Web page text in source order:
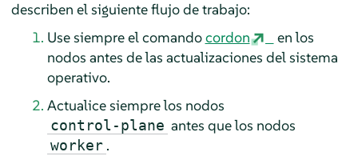
describen el siguiente flujo de trabajo:
Use siempre el comandocordon
en los
nodos antes de las actualizaciones del sistema
operativo.
Actualice siempre los nodos
control-plane antes que los nodos
worker .